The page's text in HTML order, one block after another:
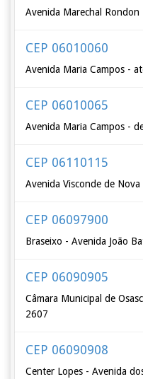
Avenida Marechal Rondon
CEP 06010060
Avenida Maria Campos -
CEP 06010065
Avenida Maria Campos -
CEP 06110115
Avenida Visconde de Nova
CEP 06097900
Braseixo - Avenida João
CEP 06090905
Câmara Municipal de
2607
CEP 06090908
Center Lopes - Avenida